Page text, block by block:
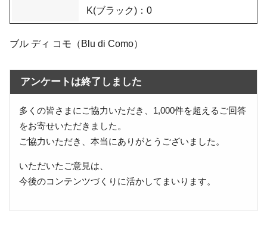
K(ブラック)：0
ブル ディ コモ（Blu di Como）
アンケートは終了しました
多くの皆さまにご協力いただき、1,000件を超えるご回答
をお寄せいただきました。
ご協力いただき、本当にありがとうございました。
いただいたご意見は、
今後のコンテンツづくりに活かしてまいります。